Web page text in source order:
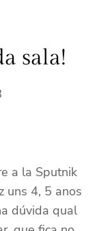
sala!
a la Sputnik
uns 4, 5 anos
dúvida qual